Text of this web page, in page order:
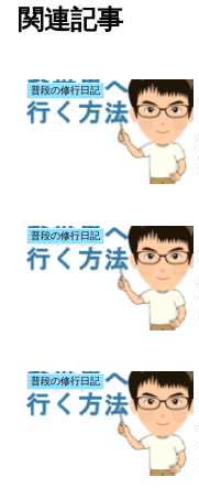
関連記事
普段の修行日記
普段の修行日記
普段の修行日記